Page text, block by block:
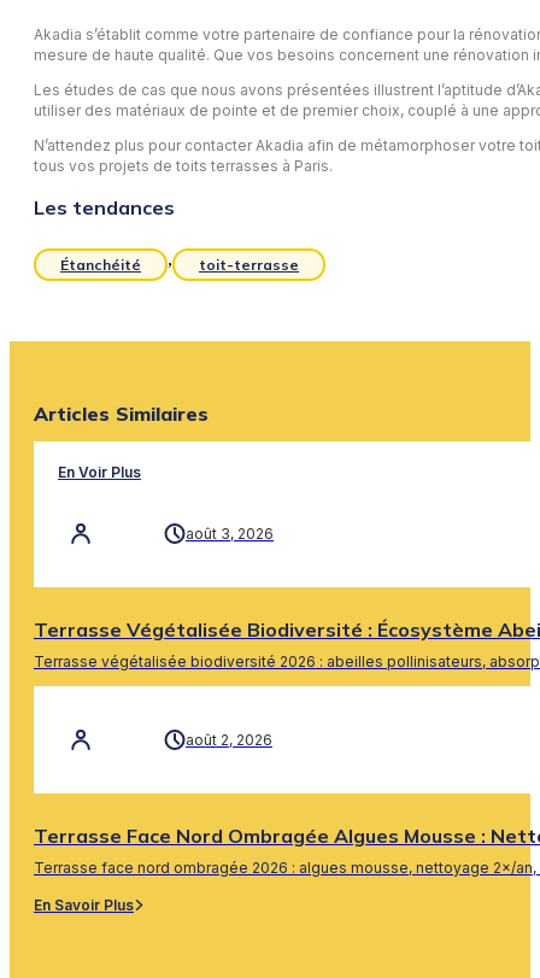
Akadia s’établit comme votre partenaire de confiance pour la
mesure de haute qualité. Que vos besoins concernent une
Les études de cas que nous avons présentées illustrent l’aptitude
utiliser des matériaux de pointe et de premier choix, couplé à une
N’attendez plus pour contacter Akadia afin de métamorphoser votre
tous vos projets de toits terrasses à Paris.
Les tendances
Étanchéité , toit-terrasse
Articles Similaires
En Voir Plus
août 3, 2026
Terrasse Végétalisée Biodiversité : Écosystème
Terrasse végétalisée biodiversité 2026 : abeilles pollinisateurs,
août 2, 2026
Terrasse Face Nord Ombragée Algues Mousse :
Terrasse face nord ombragée 2026 : algues mousse, nettoyage 2×/
En Savoir Plus